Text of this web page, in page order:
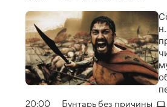
20:00 Бунтарь без причины